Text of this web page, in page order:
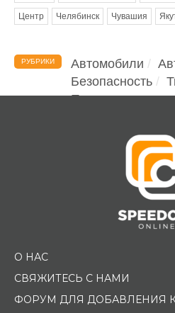
Центр Челябинск Чувашия
РУБРИКИ Автомобили
Безопасность
Помощь
О НАС
СВЯЖИТЕСЬ С НАМИ
ФОРУМ ДЛЯ ДОБАВЛЕНИЯ